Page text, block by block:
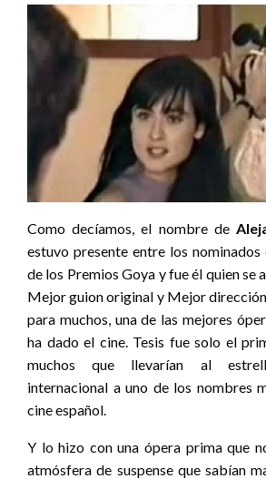
Como decíamos, el nombre de
estuvo presente entre los
de los Premios Goya y fue él quien se
Mejor guion original y Mejor dirección
para muchos, una de las mejores
ha dado el cine. Tesis fue solo el
muchos que llevarían al
internacional a uno de los nombres
cine español.
Y lo hizo con una ópera prima que
atmósfera de suspense que sabían